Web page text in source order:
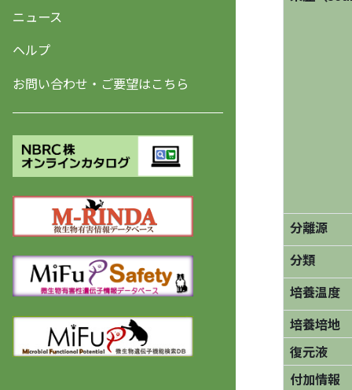
ニュース
ヘルプ
お問い合わせ・ご要望はこちら
分離源
分類
培養温度
培養培地
復元液
付加情報